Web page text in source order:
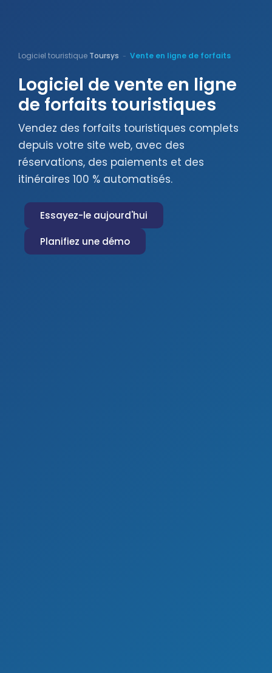
Logiciel touristique Toursys - Vente en ligne de forfaits
Logiciel de vente en ligne
de forfaits touristiques
Vendez des forfaits touristiques complets
depuis votre site web, avec des
réservations, des paiements et des
itinéraires 100 % automatisés.
Essayez-le aujourd'hui
Planifiez une démo